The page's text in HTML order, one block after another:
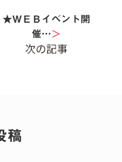
★ＷＥＢイベント開
催…＞
稿